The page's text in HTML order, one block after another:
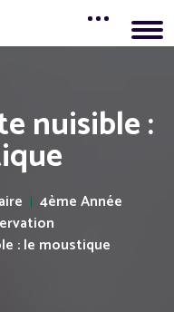
nuisible :
4ème Année
: le moustique